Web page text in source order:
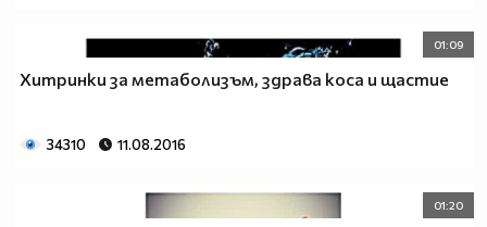
01:09
Хитринки за метаболизъм, здрава коса и щастие
34310 11.08.2016
01:20